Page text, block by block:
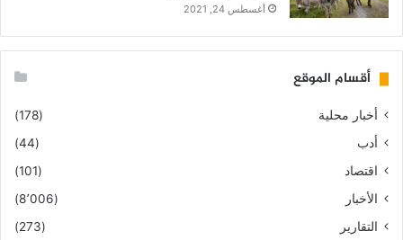
أغسطس 24, 2021
أقسام الموقع
أخبار محلية
(178)
أدب
(44)
اقتصاد
(101)
الأخبار
(8٬006)
التقارير
(273)